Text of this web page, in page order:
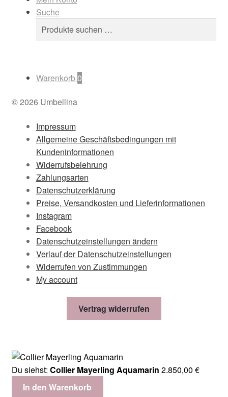
Suche
Suchen
nach:
Suchen
Warenkorb0
© 2026 Umbellina
Impressum
Allgemeine Geschäftsbedingungen mit
Kundeninformationen
Widerrufsbelehrung
Zahlungsarten
Datenschutzerklärung
Preise, Versandkosten und Lieferinformationen
Instagram
Facebook
Datenschutzeinstellungen ändern
Verlauf der Datenschutzeinstellungen
Widerrufen von Zustimmungen
My account
Vertrag widerrufen
Du siehst: Collier Mayerling Aquamarin 2.850,00 €
In den Warenkorb